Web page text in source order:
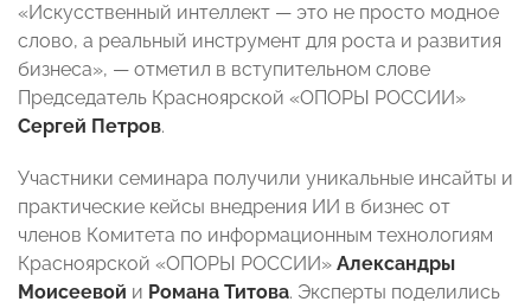
«Искусственный интеллект — это не просто модное
слово, а реальный инструмент для роста и развития
бизнеса», — отметил в вступительном слове
Председатель Красноярской «ОПОРЫ РОССИИ»
Сергей Петров.
Участники семинара получили уникальные инсайты и
практические кейсы внедрения ИИ в бизнес от
членов Комитета по информационным технологиям
Красноярской «ОПОРЫ РОССИИ» Александры
Моисеевой и Романа Титова. Эксперты поделились